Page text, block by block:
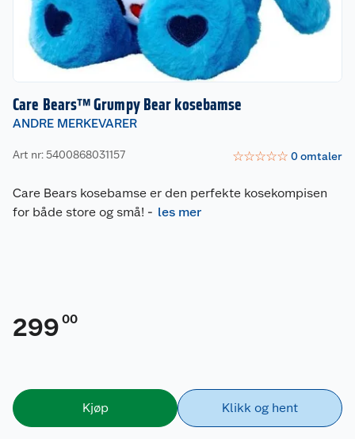
Care Bears™ Grumpy Bear kosebamse
ANDRE MERKEVARER
Art nr: 5400868031157 ☆☆☆☆☆ 0omtaler
Care Bears kosebamse er den perfekte kosekompisen
for både store og små! - les mer
299 00
Kjøp Klikk og hent